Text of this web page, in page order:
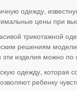
одежду,
цены при
решениям
изделия можно
одежду,
ребенку